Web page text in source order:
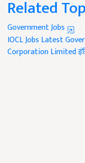
Related
Government Jobs
IOCL Jobs Latest
Corporation Limited